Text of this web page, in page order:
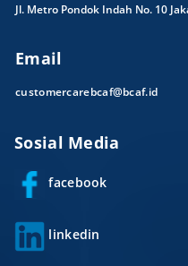
Jl. Metro Pondok Indah No. 10
Email
customercarebcaf@bcaf.id
Sosial Media
facebook
linkedin